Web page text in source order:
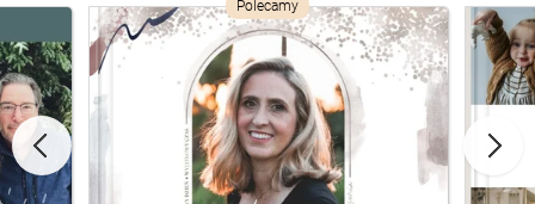
Polecamy